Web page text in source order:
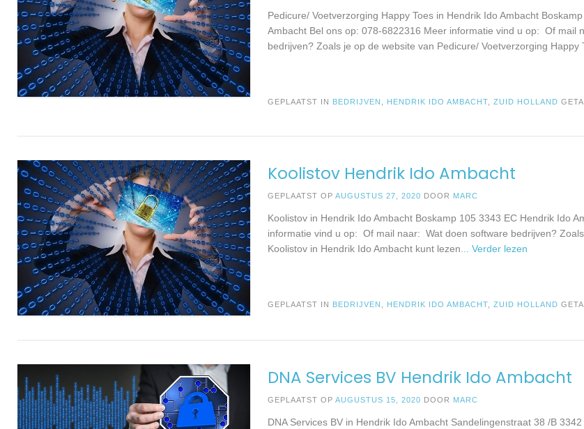
Pedicure/ Voetverzorging Happy Toes in Hendrik Ido Ambacht
Ambacht Bel ons op: 078-6822316 Meer informatie vind u op: Of mail
bedrijven? Zoals je op de website van Pedicure/ Voetverzorging Happy
GEPLAATST IN BEDRIJVEN HENDRIK IDO AMBACHT ,ZUID HOLLAND
Koolistov Hendrik Ido Ambacht
GEPLAATST OPAUGUSTUS 27, 2020 DOOR MARC
Koolistov in Hendrik Ido Ambacht Boskamp 105 3343 EC Hendrik Ido
informatie vind u op: Of mail naar: Wat doen software bedrijven?
Koolistov in Hendrik Ido Ambacht kunt lezen ... Verder lezen
GEPLAATST IN BEDRIJVEN HENDRIK IDO AMBACHT ,ZUID HOLLAND
DNA Services BV Hendrik Ido Ambacht
GEPLAATST OPAUGUSTUS 15, 2020 DOOR MARC
DNA Services BV in Hendrik Ido Ambacht Sandelingenstraat 38 /B